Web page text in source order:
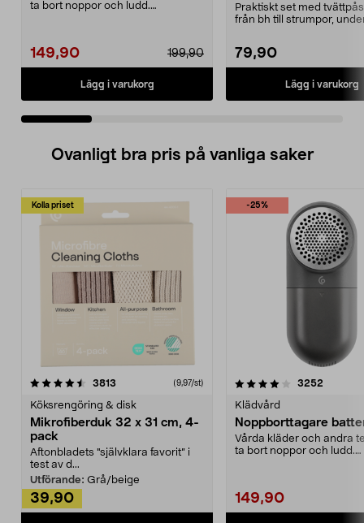
ta bort noppor och ludd.
149,90 199,90
Lägg i varukorg
Praktiskt set med
från bh till strumpor,
79,90
Lägg i varukorg
Ovanligt bra pris på vanliga saker
Kolla priset
3813 (9,97/st)
Köksrengöring & disk
Mikrofiberduk 32 x 31 cm, 4-
pack
Aftonbladets "självklara favorit” i
test av d...
Utförande: Grå/beige
39,90
-25%
4.0av 5 stjärnor 3252
Klädvård
Noppborttagare
Vårda kläder och andra
ta bort noppor och ludd.
149,90
4.5av 5 stjärnor